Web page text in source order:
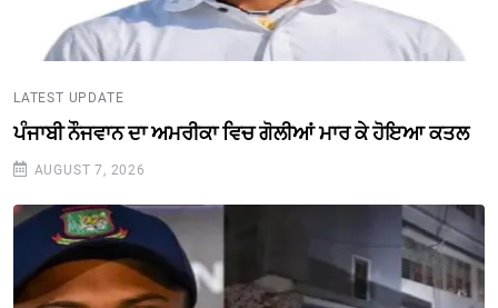
LATEST UPDATE
ਪੰਜਾਬੀ ਨੌਜਵਾਨ ਦਾ ਅਮਰੀਕਾ ਵਿਚ ਗੋਲੀਆਂ ਮਾਰ ਕੇ ਹੋਇਆ ਕਤਲ
AUGUST 7, 2026